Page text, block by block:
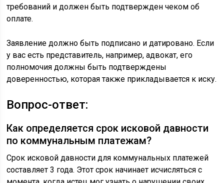
требований и должен быть подтвержден чеком об
оплате.
Заявление должно быть подписано и датировано. Если
у вас есть представитель, например, адвокат, его
полномочия должны быть подтверждены
доверенностью, которая также прикладывается к иску.
Вопрос-ответ:
Как определяется срок исковой давности
по коммунальным платежам?
Срок исковой давности для коммунальных платежей
составляет 3 года. Этот срок начинает исчисляться с